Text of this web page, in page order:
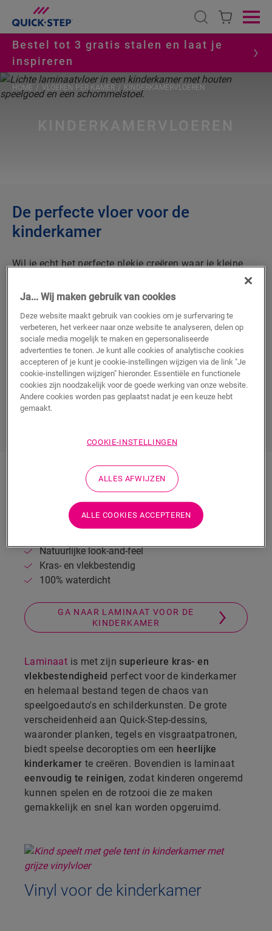
Open search
Bestel tot 3 gratis stalen en laat je
inspireren
HOME VLOEREN PER KAMER KINDERKAMERVLOEREN
De perfecte vloer voor de
kinderkamer
Wil je echt het perfecte plekje creëren waar je kleine
knus bedje, leuke posters aan de muren, de warme
speelmat op de vloer ... Richt de kamer in zodat ze tot
de verbeelding spreekt en bevorderlijk is om in te
slapen.Alleen het beste is goed genoegvoor jouw
baby. Tijd om vloerbekleding te kiezen die aan alle
eisen voldoet!
Laminaat voor de kinderkamer
Natuurlijke look-and-feel
Kras- en vlekbestendig
100% waterdicht
GA NAAR LAMINAAT VOOR DE
KINDERKAMER
Laminaat is met zijnsuperieure kras- en
vlekbestendigheid perfect voor de kinderkamer
en helemaal bestand tegen de chaos van
speelgoedauto's en schilderkunsten. De grote
verscheidenheid aan Quick-Step-dessins,
waaronder planken, tegels en visgraatpatronen,
biedt speelse decoropties om een heerlijke
kinderkamer te creëren. Bovendien is laminaat
eenvoudig te reinigen, zodat kinderen ongeremd
kunnen spelen en de rotzooi die ze maken
gemakkelijk en snel kan worden opgeruimd.
Vinyl voor de kinderkamer
Ja... Wij maken gebruik van cookies
Deze website maakt gebruik van cookies om je surfervaring te
verbeteren, het verkeer naar onze website te analyseren, delen op
sociale media mogelijk te maken en gepersonaliseerde
advertenties te tonen. Je kunt alle cookies of analytische cookies
accepteren of je kunt je cookie-instellingen wijzigen via de link "Je
cookie-instellingen wijzigen" hieronder. Essentiële en functionele
cookies zijn noodzakelijk voor de goede werking van onze website.
Andere cookies worden pas geplaatst nadat je een keuze hebt
gemaakt.
COOKIE-INSTELLINGEN
ALLES AFWIJZEN
ALLE COOKIES ACCEPTEREN